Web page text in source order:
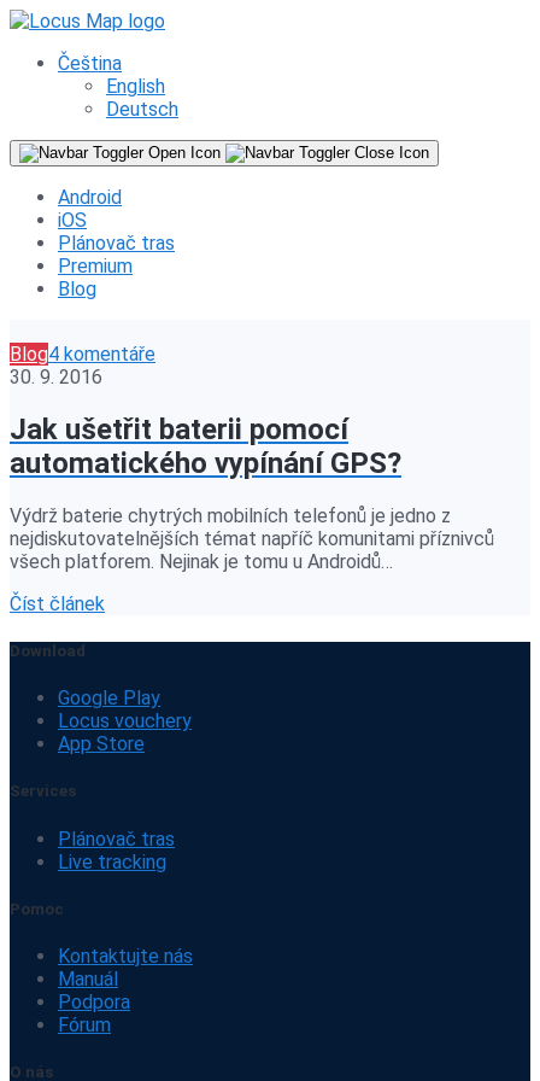
Čeština
English
Deutsch
Android
iOS
Plánovač tras
Premium
Blog
Blog4 komentáře
30. 9. 2016
Jak ušetřit baterii pomocí
automatického vypínání GPS?
Výdrž baterie chytrých mobilních telefonů je jedno z
nejdiskutovatelnějších témat napříč komunitami příznivců
všech platforem. Nejinak je tomu u Androidů…
Číst článek
Download
Google Play
Locus vouchery
App Store
Services
Plánovač tras
Live tracking
Pomoc
Kontaktujte nás
Manuál
Podpora
Fórum
O nás